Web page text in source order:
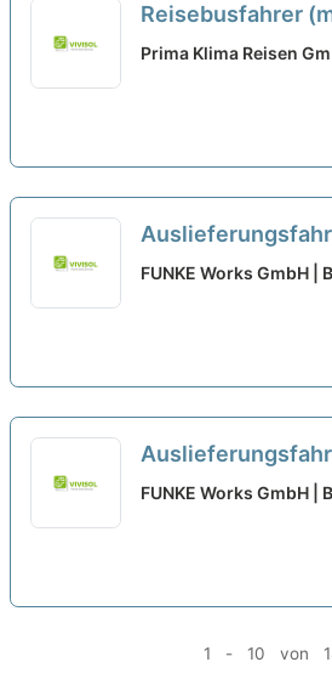
Reisebusfahrer
Charter-,
Prima Klima Reisen
Vollzeit, Teilzeit,
FUNKE Works GmbH |
TCG-
FUNKE Works GmbH |
1 - 10 von